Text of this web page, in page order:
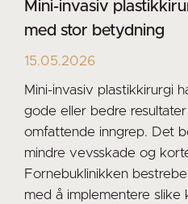
Mini-invasiv
med stor betydning
15.05.2026
Mini-invasiv plastikkirurgi
gode eller bedre
omfattende inngrep. Det
mindre vevsskade og
Fornebuklinikken
med å implementere slike